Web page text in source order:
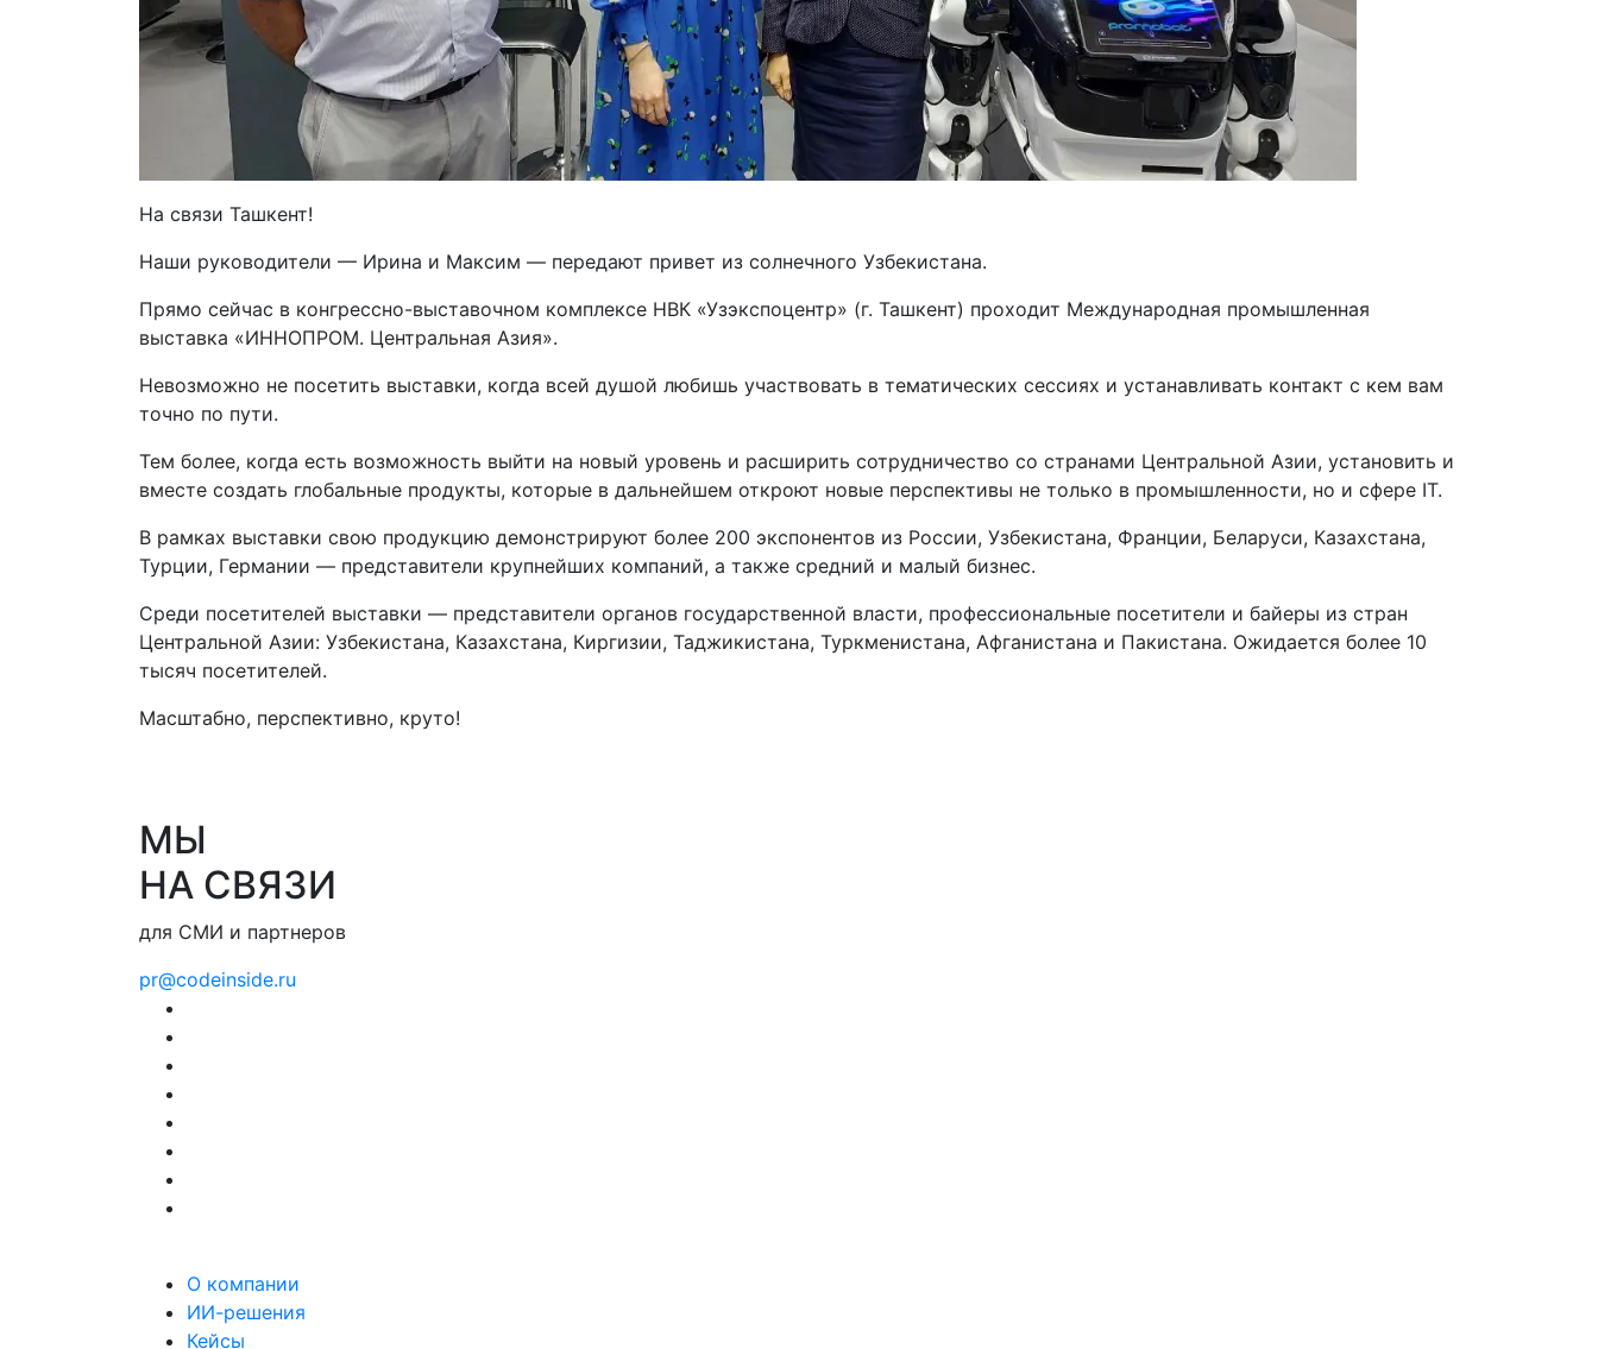
На связи Ташкент!
Наши руководители — Ирина и Максим — передают привет из солнечного Узбекистана.
Прямо сейчас в конгрессно-выставочном комплексе НВК «Узэкспоцентр» (г. Ташкент) проходит Международная промышленная
выставка «ИННОПРОМ. Центральная Азия».
Невозможно не посетить выставки, когда всей душой любишь участвовать в тематических сессиях и устанавливать контакт с кем вам
точно по пути.
Тем более, когда есть возможность выйти на новый уровень и расширить сотрудничество со странами Центральной Азии, установить и
вместе создать глобальные продукты, которые в дальнейшем откроют новые перспективы не только в промышленности, но и сфере IT.
В рамках выставки свою продукцию демонстрируют более 200 экспонентов из России, Узбекистана, Франции, Беларуси, Казахстана,
Турции, Германии — представители крупнейших компаний, а также средний и малый бизнес.
Среди посетителей выставки — представители органов государственной власти, профессиональные посетители и байеры из стран
Центральной Азии: Узбекистана, Казахстана, Киргизии, Таджикистана, Туркменистана, Афганистана и Пакистана. Ожидается более 10
тысяч посетителей.
Масштабно, перспективно, круто!
МЫ
НА СВЯЗИ
для СМИ и партнеров
pr@codeinside.ru
О компании
ИИ-решения
Кейсы